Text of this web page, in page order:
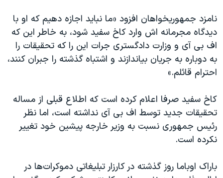
نامزد جمهوریخواهان افزود «ما نباید اجازه دهیم که او با
دیدگاه مجرمانه اش وارد کاخ سفید شود، به خاطر این که
اف بی آی و وزارت دادگستری جرات این را که تحقیقات را
به دوباره به جریان بیاندازند و اشتباه گذشته را جبران کنند،
احترام قائلم.»
کاخ سفید صرفا اعلام کرده است که اطلاع قبلی از مساله
تحقیقات جدید توسط اف بی آی نداشته است، اما نظر
رئیس جمهوری نسبت به وزیر خارجه پیشین خود تغییر
نکرده است.
باراک اوباما روز گذشته در کارزار تبلیغاتی دموکرات‌ها در